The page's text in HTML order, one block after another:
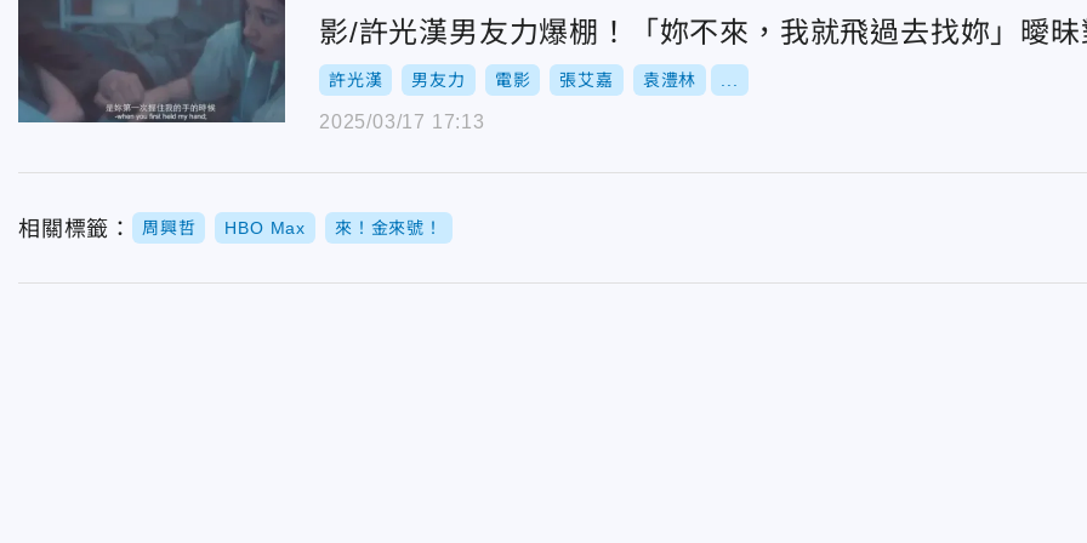
影/許光漢男友力爆棚！「妳不來，我就飛過去找妳」曖
許光漢 男友力 電影 張艾嘉 袁澧林
2025/03/17 17:13
相關標籤： 周興哲 HBO Max 來！金來號！